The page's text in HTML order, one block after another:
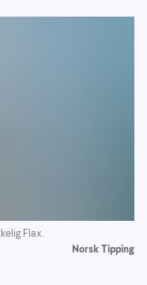
Flax.
Norsk Tipping